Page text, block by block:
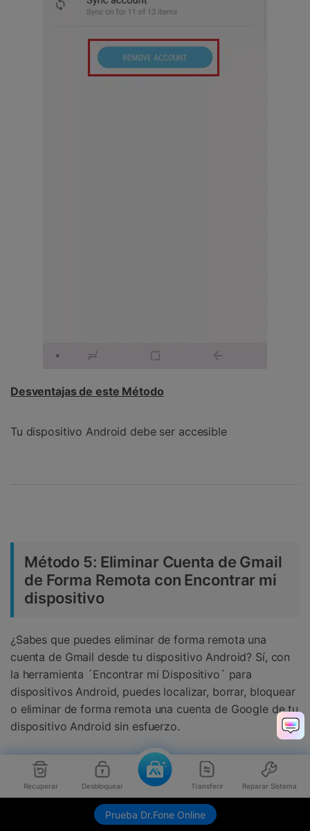
Recuperar Desbloquear Transferir Reparar Sistema
Prueba Dr.Fone Online
Desventajas de este Método
Tu dispositivo Android debe ser accesible
Método 5: Eliminar Cuenta de Gmail
de Forma Remota con Encontrar mi
dispositivo
¿Sabes que puedes eliminar de forma remota una
cuenta de Gmail desde tu dispositivo Android? Sí, con
la herramienta ´Encontrar mi Dispositivo´ para
dispositivos Android, puedes localizar, borrar, bloquear
o eliminar de forma remota una cuenta de Google de tu
dispositivo Android sin esfuerzo.
Pasos para eliminar la cuenta de Gmail de forma
remota mediante Encontrar mi Dispositivo
Visita el sitio web oficialEncontrar mi